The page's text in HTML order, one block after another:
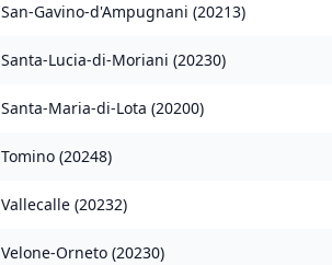
San-Gavino-d'Ampugnani (20213)
Santa-Lucia-di-Moriani (20230)
Santa-Maria-di-Lota (20200)
Tomino (20248)
Vallecalle (20232)
Velone-Orneto (20230)